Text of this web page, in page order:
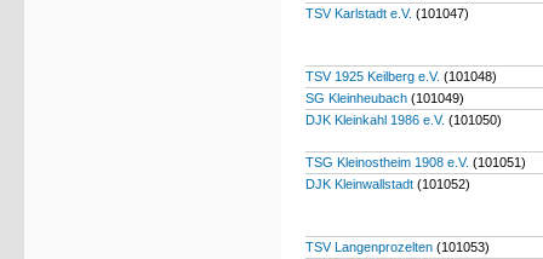
TSV Karlstadt e.V. (101047)
TSV 1925 Keilberg e.V. (101048)
SG Kleinheubach (101049)
DJK Kleinkahl 1986 e.V. (101050)
TSG Kleinostheim 1908 e.V. (101051)
DJK Kleinwallstadt (101052)
TSV Langenprozelten (101053)